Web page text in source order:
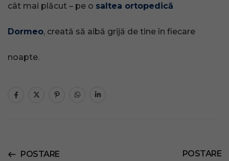
cât mai plăcut – pe o saltea ortopedică
Dormeo, creată să aibă grijă de tine în fiecare
noapte.
POSTARE
POSTARE